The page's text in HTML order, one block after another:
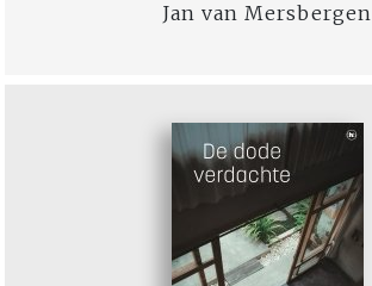
Jan van Mersbergen